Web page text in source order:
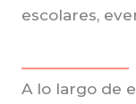
escolares,
A lo largo de